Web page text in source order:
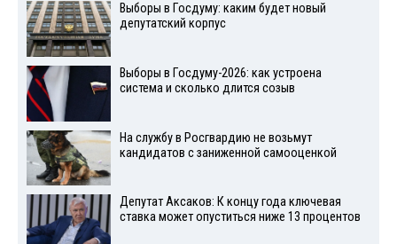
Выборы в Госдуму: каким будет новый
депутатский корпус
Выборы в Госдуму-2026: как устроена
система и сколько длится созыв
На службу в Росгвардию не возьмут
кандидатов с заниженной самооценкой
Депутат Аксаков: К концу года ключевая
ставка может опуститься ниже 13 процентов